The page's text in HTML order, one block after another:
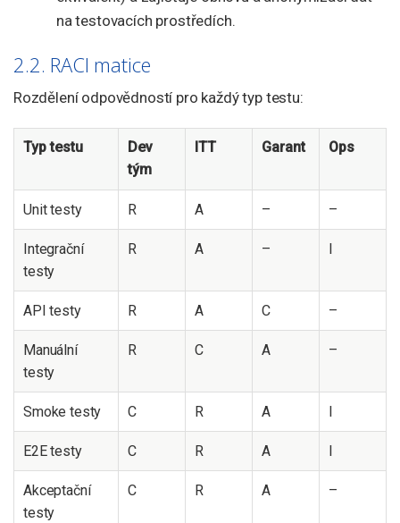
na testovacích prostředích.
2.2. RACI matice
Rozdělení odpovědností pro každý typ testu:
Typ testu
Dev
tým
ITT Garant Ops
Unit testy R A – –
Integrační
testy
R A – I
API testy R A C –
Manuální
testy
R C A –
Smoke testy C R A I
E2E testy C R A I
Akceptační
testy
C R A –